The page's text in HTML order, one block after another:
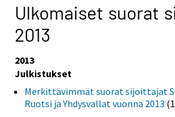
Ulkomaiset suorat
2013
2013
Julkistukset
Merkittävimmät suorat sijoittajat
Ruotsi ja Yhdysvallat vuonna 2013